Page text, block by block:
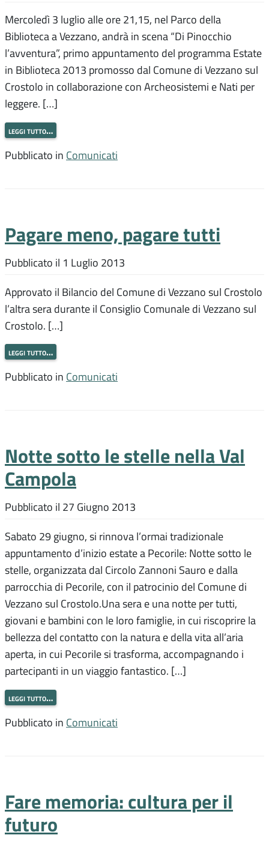
Mercoledì 3 luglio alle ore 21,15, nel Parco della
Biblioteca a Vezzano, andrà in scena “Di Pinocchio
l’avventura”, primo appuntamento del programma Estate
in Biblioteca 2013 promosso dal Comune di Vezzano sul
Crostolo in collaborazione con Archeosistemi e Nati per
leggere. […]
leggi tutto…
Pubblicato in Comunicati
Pagare meno, pagare tutti
Pubblicato il 1 Luglio 2013
Approvato il Bilancio del Comune di Vezzano sul Crostolo
l’altra sera durante il Consiglio Comunale di Vezzano sul
Crostolo. […]
leggi tutto…
Pubblicato in Comunicati
Notte sotto le stelle nella Val
Campola
Pubblicato il 27 Giugno 2013
Sabato 29 giugno, si rinnova l’ormai tradizionale
appuntamento d’inizio estate a Pecorile: Notte sotto le
stelle, organizzata dal Circolo Zannoni Sauro e dalla
parrocchia di Pecorile, con il patrocinio del Comune di
Vezzano sul Crostolo.Una sera e una notte per tutti,
giovani e bambini con le loro famiglie, in cui riscoprire la
bellezza del contatto con la natura e della vita all’aria
aperta, in cui Pecorile si trasforma, accompagnando i
partecipanti in un viaggio fantastico. […]
leggi tutto…
Pubblicato in Comunicati
Fare memoria: cultura per il
futuro